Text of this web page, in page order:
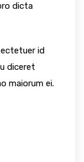
dicta
id
diceret
maiorum ei.